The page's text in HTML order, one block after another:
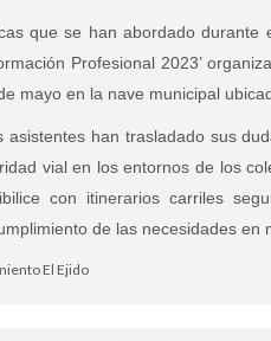
que se han abordado
Profesional 2023’
mayo en la nave municipal
asistentes han trasladado sus
vial en los entornos de los
con itinerarios carriles
de las necesidades en
El Ejido